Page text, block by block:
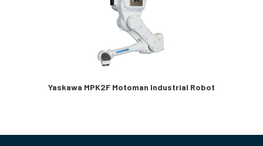
Yaskawa MPK2F Motoman Industrial Robot